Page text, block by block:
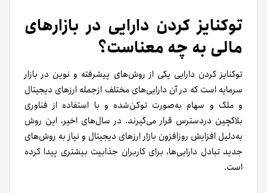
توکنایز کردن دارایی در بازار‌های
مالی به چه معناست؟
توکنایز کردن دارایی یکی از روش‌های پیشرفته و نوین در بازار
سرمایه است که در آن دارایی‌های مختلف از‌جمله ارزهای دیجیتال
و ملک و سهام به‌صورت توکن‌شده و با استفاده از فناوری
بلاکچین در‌دسترس قرار می‌گیرند. در سال‌های اخیر، این روش
به‌دلیل افزایش روز‌افزون بازار ارزهای دیجیتال و نیاز به روش‌های
جدید تبادل دارایی‌ها، برای کاربران جذابیت بیشتری پیدا کرده‌
است.